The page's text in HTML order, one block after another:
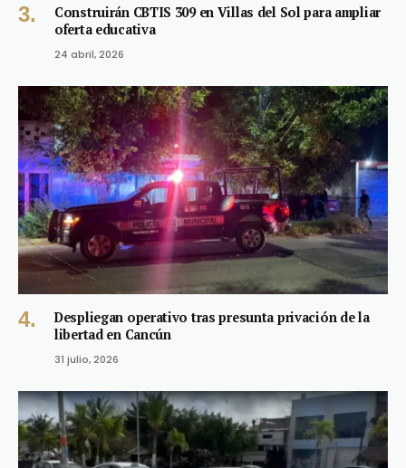
Construirán CBTIS 309 en Villas del Sol para ampliar
oferta educativa
24 abril, 2026
Despliegan operativo tras presunta privación de la
libertad en Cancún
31 julio, 2026